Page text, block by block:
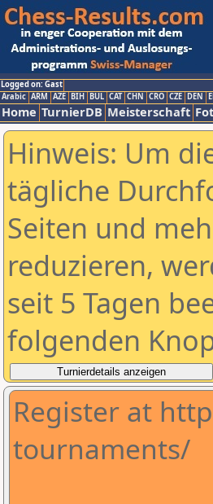
Logged on: Gast
Arabic ARM AZE BIH BUL CAT CHN CRO CZE DEN
Home TurnierDB Meisterschaft
Hinweis: Um
tägliche
Seiten und
reduzieren,
seit 5 Tagen
folgenden
Register at
tournaments/